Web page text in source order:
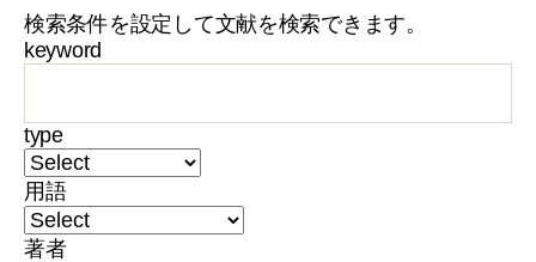
検索条件を設定して文献を検索できます。
keyword
type
用語
著者